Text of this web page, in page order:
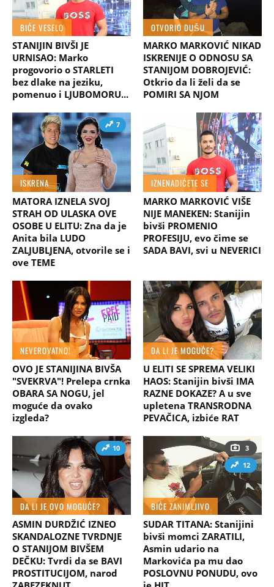
BIĆE VESELO
STANIJIN BIVŠI JE
URNISAO: Marko
progovorio o STARLETI
bez dlake na jeziku,
pomenuo i LJUBOMORU...
OTVORIO DUŠU
MARKO MARKOVIĆ NIKAD
ISKRENIJE O ODNOSU SA
STANIJOM DOBROJEVIĆ:
Otkrio da li želi da se
POMIRI SA NJOM
7
ISKRENA
MATORA IZNELA SVOJ
STRAH OD ULASKA OVE
OSOBE U ELITU: Zna da je
Anita bila LUDO
ZALJUBLJENA, otvorile se i
ove TEME
IZNENADIĆETE SE
MARKO MARKOVIĆ VIŠE
NIJE MANEKEN: Stanijin
bivši PROMENIO
PROFESIJU, evo čime se
SADA BAVI, svi u NEVERICI
NEVEROVATNO!
OVO JE STANIJINA BIVŠA
"SVEKRVA"! Prelepa crnka
OBARA SA NOGU, jel
moguće da ovako
izgleda?
DA LI JE MOGUĆE?
U ELITI SE SPREMA VELIKI
HAOS: Stanijin bivši IMA
RAZNE DOKAZE? A u sve
upletena TRANSRODNA
PEVAČICA, izbiće RAT
10
DA LI JE OVO MOGUĆE?
ASMIN DURDŽIĆ IZNEO
SKANDALOZNE TVRDNJE
O STANIJOM BIVŠEM
DEČKU: Tvrdi da se BAVI
PROSTITUCIJOM, narod
3
12
BIĆE ZANIMLJIVO
SUDAR TITANA: Stanijini
bivši momci ZARATILI,
Asmin udario na
Markovića pa mu dao
POSLOVNU PONUDU, ovo